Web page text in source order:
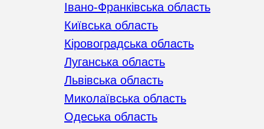
Івано-Франківська область
Київська область
Кіровоградська область
Луганська область
Львівська область
Миколаївська область
Одеська область